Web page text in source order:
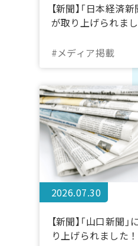
【新聞】「日本経済
が取り上げられまし
#メディア掲載
2026.07.30
【新聞】「山口新聞
り上げられました！